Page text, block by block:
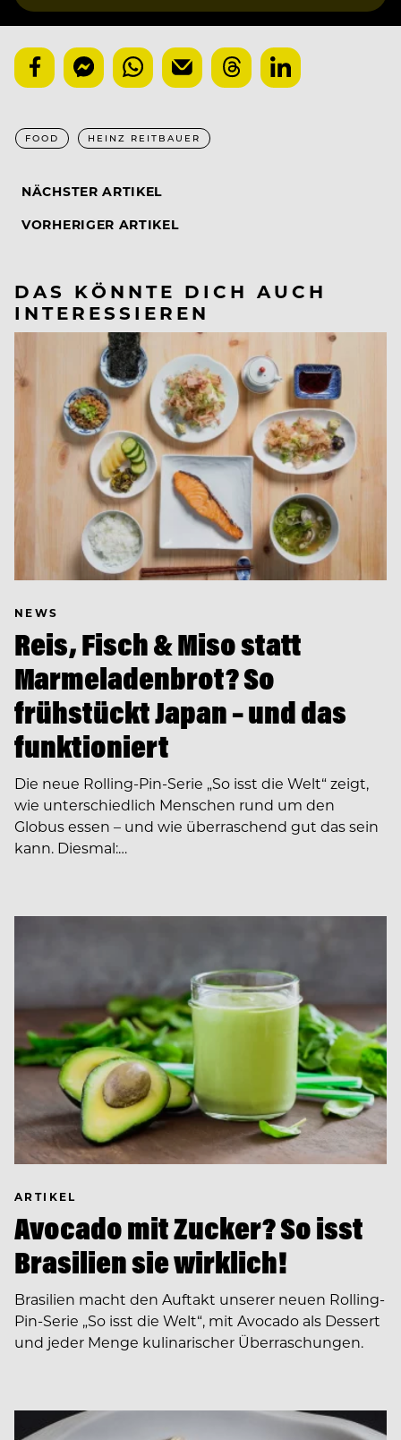
FOOD HEINZ REITBAUER
NÄCHSTER ARTIKEL
VORHERIGER ARTIKEL
DAS KÖNNTE DICH AUCH
INTERESSIEREN
NEWS
Reis, Fisch & Miso statt
Marmeladenbrot? So
frühstückt Japan – und das
funktioniert
Die neue Rolling-Pin-Serie „So isst die Welt“ zeigt,
wie unterschiedlich Menschen rund um den
Globus essen – und wie überraschend gut das sein
kann. Diesmal:…
ARTIKEL
Avocado mit Zucker? So isst
Brasilien sie wirklich!
Brasilien macht den Auftakt unserer neuen Rolling-
Pin-Serie „So isst die Welt“, mit Avocado als Dessert
und jeder Menge kulinarischer Überraschungen.